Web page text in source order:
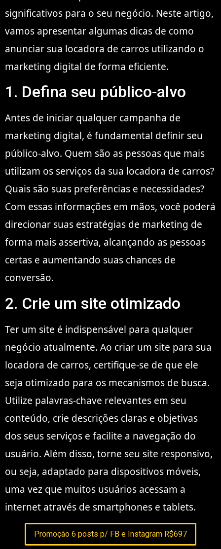
significativos para o seu negócio. Neste artigo,
vamos apresentar algumas dicas de como
anunciar sua locadora de carros utilizando o
marketing digital de forma eficiente.
1. Defina seu público-alvo
Antes de iniciar qualquer campanha de
marketing digital, é fundamental definir seu
público-alvo. Quem são as pessoas que mais
utilizam os serviços da sua locadora de carros?
Quais são suas preferências e necessidades?
Com essas informações em mãos, você poderá
direcionar suas estratégias de marketing de
forma mais assertiva, alcançando as pessoas
certas e aumentando suas chances de
conversão.
2. Crie um site otimizado
Ter um site é indispensável para qualquer
negócio atualmente. Ao criar um site para sua
locadora de carros, certifique-se de que ele
seja otimizado para os mecanismos de busca.
Utilize palavras-chave relevantes em seu
conteúdo, crie descrições claras e objetivas
dos seus serviços e facilite a navegação do
usuário. Além disso, torne seu site responsivo,
ou seja, adaptado para dispositivos móveis,
uma vez que muitos usuários acessam a
internet através de smartphones e tablets.
Promoção 6 posts p/ FB e Instagram R$697